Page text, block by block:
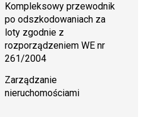
Kompleksowy przewodnik
po odszkodowaniach za
loty zgodnie z
rozporządzeniem WE nr
261/2004
Zarządzanie
nieruchomościami